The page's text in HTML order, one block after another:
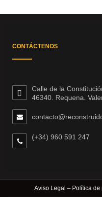
CONTÁCTENOS
Calle de la
46340. Requena.
(+34) 960 591 247
Aviso Legal –Política de